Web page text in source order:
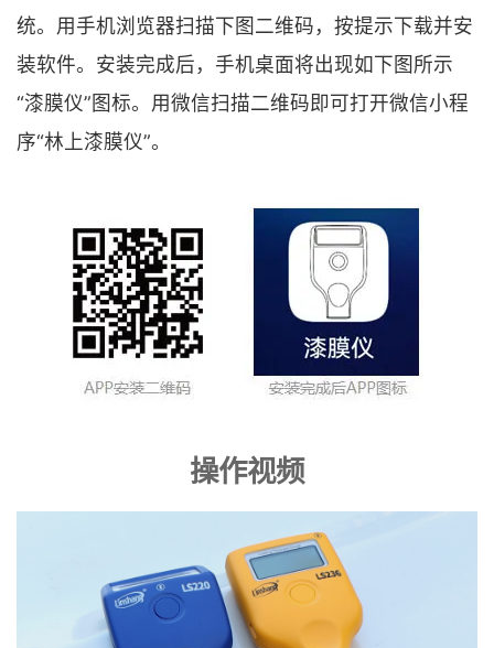
统。用手机浏览器扫描下图二维码，按提示下载并安
装软件。安装完成后，手机桌面将出现如下图所示
“漆膜仪”图标。用微信扫描二维码即可打开微信小程
序“林上漆膜仪”。
操作视频